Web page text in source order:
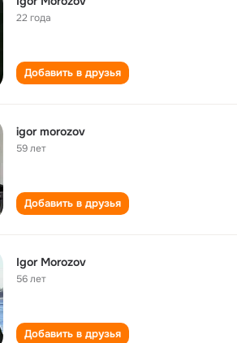
22 года
Добавить в друзья
igor morozov
59 лет
Добавить в друзья
Igor Morozov
56 лет
Добавить в друзья